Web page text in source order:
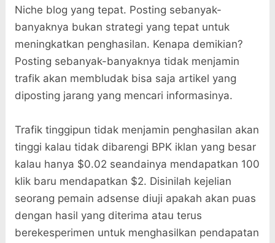
Niche blog yang tepat. Posting sebanyak-
banyaknya bukan strategi yang tepat untuk
meningkatkan penghasilan. Kenapa demikian?
Posting sebanyak-banyaknya tidak menjamin
trafik akan membludak bisa saja artikel yang
diposting jarang yang mencari informasinya.
Trafik tinggipun tidak menjamin penghasilan akan
tinggi kalau tidak dibarengi BPK iklan yang besar
kalau hanya $0.02 seandainya mendapatkan 100
klik baru mendapatkan $2. Disinilah kejelian
seorang pemain adsense diuji apakah akan puas
dengan hasil yang diterima atau terus
berekesperimen untuk menghasilkan pendapatan